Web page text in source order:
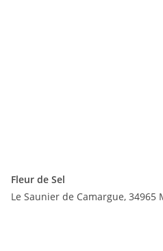
Fleur de Sel
Le Saunier de Camargue, 34965